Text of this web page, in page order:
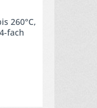
260°C,
fach